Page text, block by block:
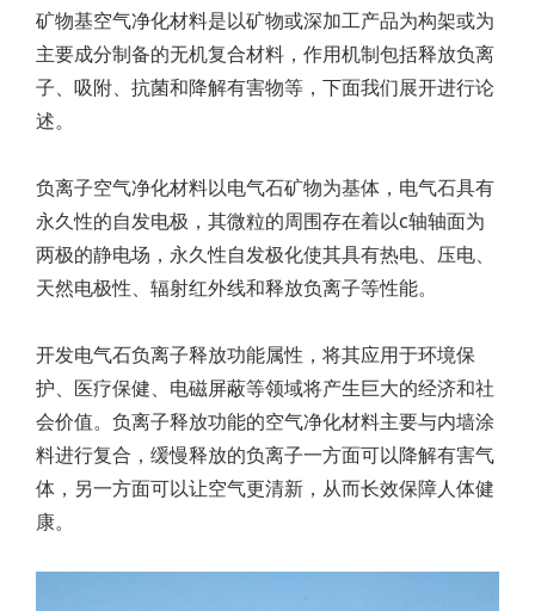
矿物基空气净化材料是以矿物或深加工产品为构架或为
主要成分制备的无机复合材料，作用机制包括释放负离
子、吸附、抗菌和降解有害物等，下面我们展开进行论
述。
负离子空气净化材料以电气石矿物为基体，电气石具有
永久性的自发电极，其微粒的周围存在着以c轴轴面为
两极的静电场，永久性自发极化使其具有热电、压电、
天然电极性、辐射红外线和释放负离子等性能。
开发电气石负离子释放功能属性，将其应用于环境保
护、医疗保健、电磁屏蔽等领域将产生巨大的经济和社
会价值。负离子释放功能的空气净化材料主要与内墙涂
料进行复合，缓慢释放的负离子一方面可以降解有害气
体，另一方面可以让空气更清新，从而长效保障人体健
康。